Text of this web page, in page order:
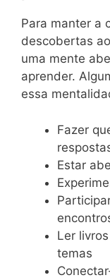
Para manter a
descobertas
uma mente
aprender.
essa
Fazer
Estar
Ler
temas